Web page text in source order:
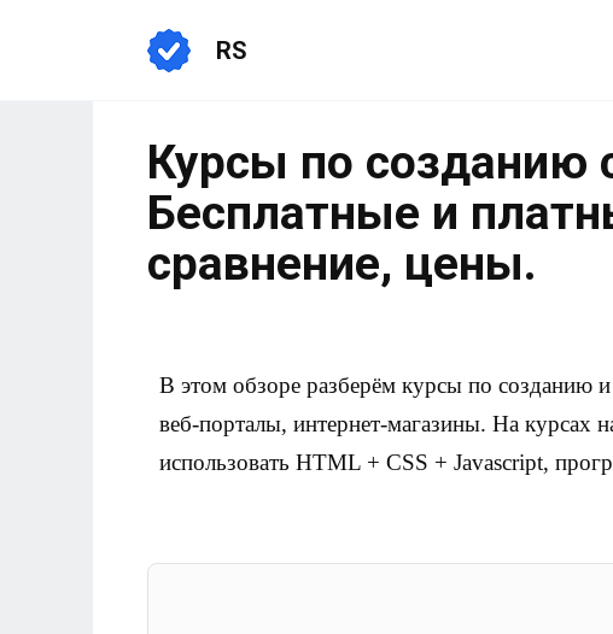
RS
Курсы по созданию
Бесплатные и
сравнение, цены.
В этом обзоре разберём курсы по созданию
веб-порталы, интернет-магазины. На курсах
использовать HTML + CSS + Javascript,